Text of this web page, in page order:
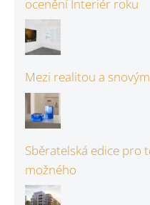
ocenění Interiér roku
Mezi realitou a
Sběratelská edice pro
možného